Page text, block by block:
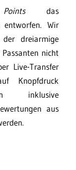
Pointsdas
entworfen. Wir
dreiarmige
nicht
Live-Transfer
Knopfdruck
inklusive
aus